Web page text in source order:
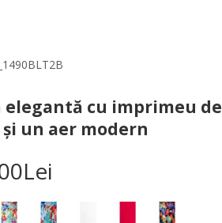
elegantă cu imprimeu de
un aer modern